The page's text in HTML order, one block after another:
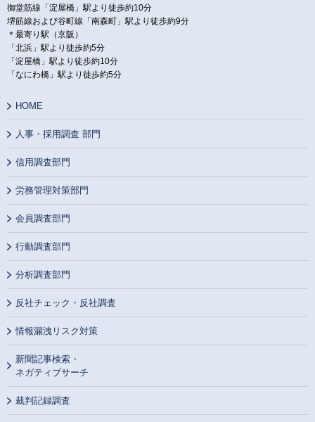
御堂筋線「淀屋橋」駅より徒歩約10分
堺筋線および谷町線「南森町」駅より徒歩約9分
＊最寄り駅（京阪）
「北浜」駅より徒歩約5分
「淀屋橋」駅より徒歩約10分
「なにわ橋」駅より徒歩約5分
HOME
人事・採用調査 部門
信用調査部門
労務管理対策部門
会員調査部門
行動調査部門
分析調査部門
反社チェック・反社調査
情報漏洩リスク対策
新聞記事検索・
ネガティブサーチ
裁判記録調査